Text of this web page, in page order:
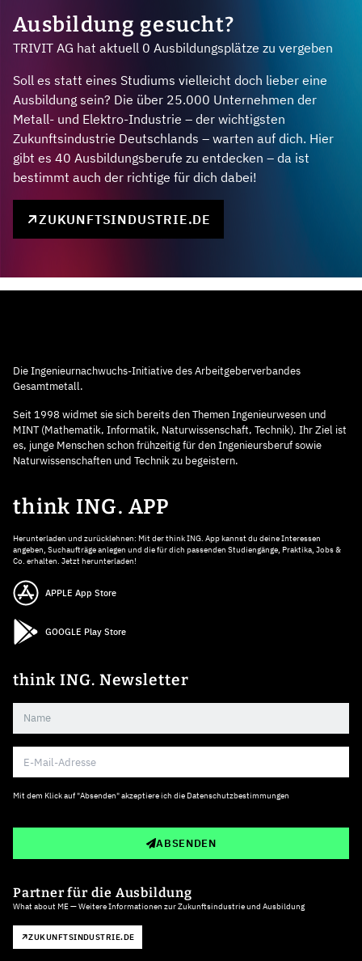
Ausbildung gesucht?
TRIVIT AG hat aktuell 0 Ausbildungsplätze zu vergeben
Soll es statt eines Studiums vielleicht doch lieber eine
Ausbildung sein? Die über 25.000 Unternehmen der
Metall- und Elektro-Industrie – der wichtigsten
Zukunftsindustrie Deutschlands – warten auf dich. Hier
gibt es 40 Ausbildungsberufe zu entdecken – da ist
bestimmt auch der richtige für dich dabei!
ZUKUNFTSINDUSTRIE.DE
Die Ingenieurnachwuchs-Initiative des Arbeitgeberverbandes
Gesamtmetall.
Seit 1998 widmet sie sich bereits den Themen Ingenieurwesen und
MINT (Mathematik, Informatik, Naturwissenschaft, Technik). Ihr Ziel ist
es, junge Menschen schon frühzeitig für den Ingenieursberuf sowie
Naturwissenschaften und Technik zu begeistern.
think ING. APP
Herunterladen und zurücklehnen: Mit der think ING. App kannst du deine Interessen
angeben, Suchaufträge anlegen und die für dich passenden Studiengänge, Praktika, Jobs &
Co. erhalten. Jetzt herunterladen!
APPLE App Store
GOOGLE Play Store
think ING. Newsletter
Mit dem Klick auf "Absenden" akzeptiere ich die Datenschutzbestimmungen
ABSENDEN
Partner für die Ausbildung
What about ME — Weitere Informationen zur Zukunftsindustrie und Ausbildung
ZUKUNFTSINDUSTRIE.DE